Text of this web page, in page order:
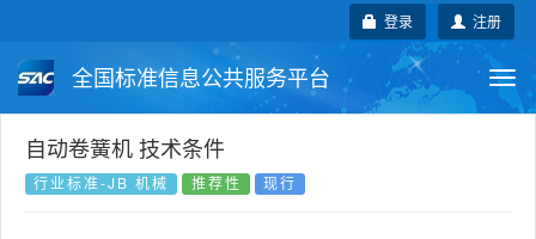
注册
登录
全国标准信息公共服务平台
国家标准
自动卷簧机 技术条件
行业标准-JB 机械 推荐性 现行